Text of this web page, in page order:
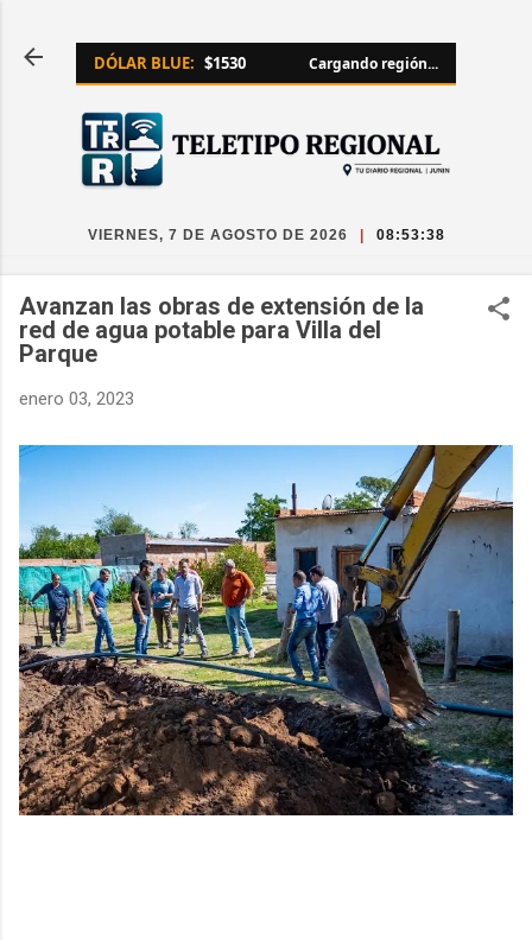
DÓLAR BLUE: $1530 Cargando región...
VIERNES, 7 DE AGOSTO DE 2026 08:53:38
Avanzan las obras de extensión de la
red de agua potable para Villa del
Parque
enero 03, 2023